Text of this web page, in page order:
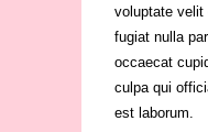
voluptate velit
fugiat nulla
occaecat
culpa qui
est laborum.